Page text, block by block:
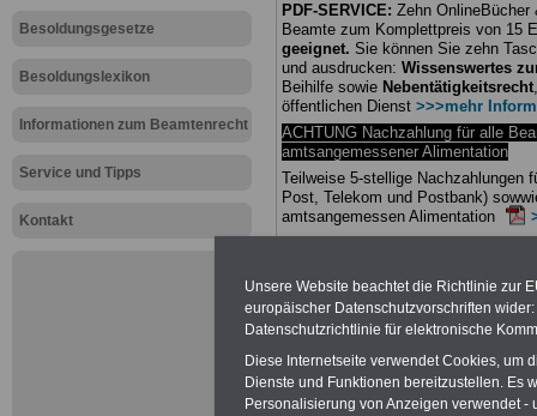
Besoldungsgesetze
Besoldungslexikon
Informationen zum Beamtenrecht
Service und Tipps
Kontakt
PDF-SERVICE: Zehn
Beamte zum Komplettpreis von 15
geeignet. Sie können Sie zehn
und ausdrucken: Wissenswertes
Beihilfe sowie Nebentätigkeitsrecht
öffentlichen Dienst >>>mehr
ACHTUNG Nachzahlung für alle
amtsangemessener Alimentation
Teilweise 5-stellige Nachzahlungen
Post, Telekom und Postbank)
amtsangemessen Alimentation
abschließen!
Unsere Website beachtet die Richtlinie zur
europäischer Datenschutzvorschriften
Datenschutzrichtlinie für elektronische
Diese Internetseite verwendet Cookies, um
Dienste und Funktionen bereitzustellen. Es
Personalisierung von Anzeigen verwendet